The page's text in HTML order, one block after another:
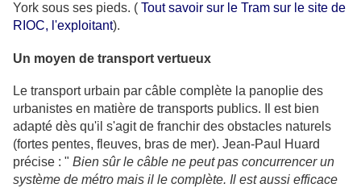
York sous ses pieds. ( Tout savoir sur le Tram sur le site de
RIOC, l'exploitant).
Un moyen de transport vertueux
Le transport urbain par câble complète la panoplie des
urbanistes en matière de transports publics. Il est bien
adapté dès qu'il s'agit de franchir des obstacles naturels
(fortes pentes, fleuves, bras de mer). Jean-Paul Huard
précise : " Bien sûr le câble ne peut pas concurrencer un
système de métro mais il le complète. Il est aussi efficace